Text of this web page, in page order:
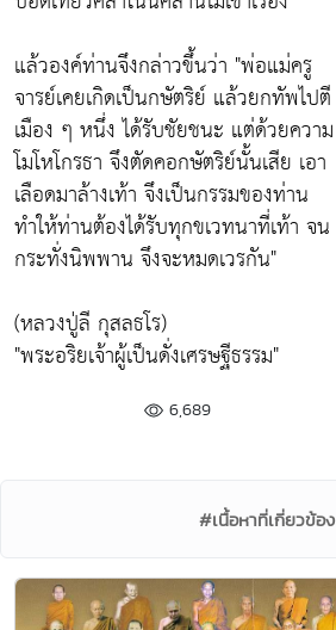
แล้วองค์ท่านจึงกล่าวขึ้นว่า "พ่อแม่ครู
จารย์เคยเกิดเป็นกษัตริย์ แล้วยกทัพไปตี
เมือง ๆ หนึ่ง ได้รับชัยชนะ แต่ด้วยความ
โมโหโกรธา จึงตัดคอกษัตริย์นั้นเสีย เอา
เลือดมาล้างเท้า จึงเป็นกรรมของท่าน
ทำให้ท่านต้องได้รับทุกขเวทนาที่เท้า จน
กระทั่งนิพพาน จึงจะหมดเวรกัน"
(หลวงปู่ลี กุสลธโร)
"พระอริยเจ้าผู้เป็นดั่งเศรษฐีธรรม"
6,689
#เนื้อหาที่เกี่ยวข้อง